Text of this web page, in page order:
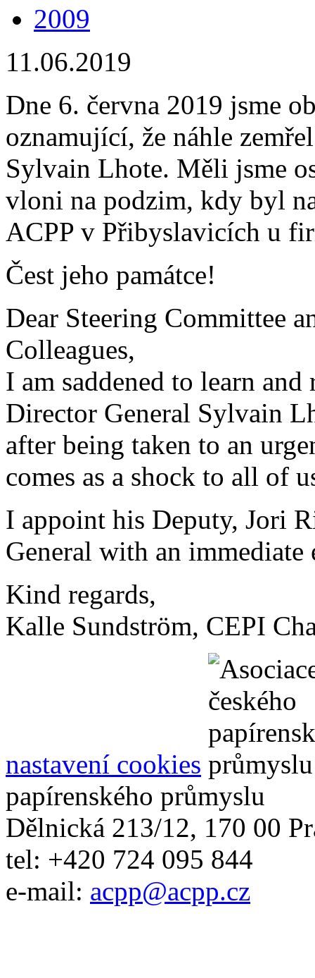
2009
11.06.2019
Dne 6. června 2019 jsme
oznamující, že náhle
Sylvain Lhote. Měli jsme
vloni na podzim, kdy byl
ACPP v Přibyslavicích u
Čest jeho památce!
Dear Steering Committee
Colleagues,
I am saddened to learn
Director General Sylvain
after being taken to an
comes as a shock to all of
I appoint his Deputy, Jori
General with an immediate
Kind regards,
Kalle Sundström, CEPI
nastavení cookies
papírenského průmyslu
Dělnická 213/12, 170 00
tel: +420 724 095 844
e-mail: acpp@acpp.cz